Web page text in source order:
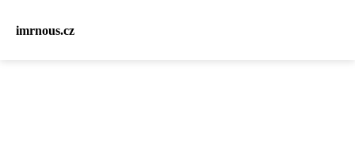
imrnous.cz